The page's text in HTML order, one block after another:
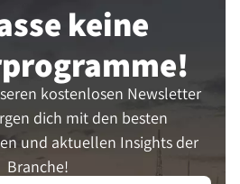
keine
kostenlosen Newsletter
dich mit den besten
und aktuellen Insights der
Branche!